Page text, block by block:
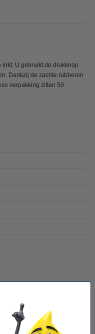
U gebruikt de drukknop
Dankzij de zachte rubberen
verpakking zitten 50
A4 gelijnd